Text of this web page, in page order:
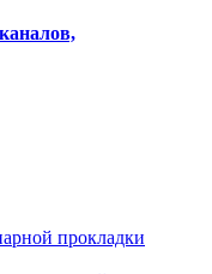
прокладки